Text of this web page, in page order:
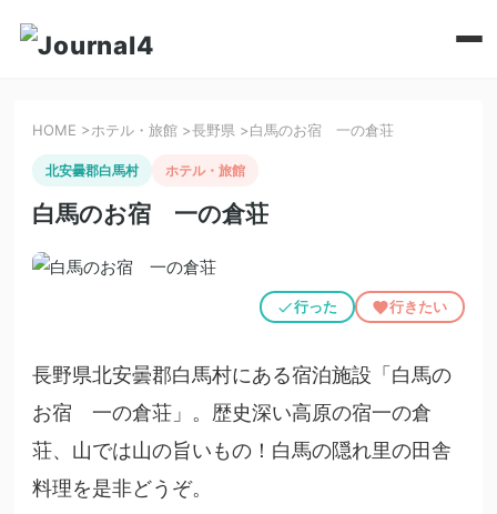
HOME >ホテル・旅館 >長野県 >白馬のお宿 一の倉荘
北安曇郡白馬村 ホテル・旅館
白馬のお宿 一の倉荘
行った 行きたい
長野県北安曇郡白馬村にある宿泊施設「白馬の
お宿 一の倉荘」。歴史深い高原の宿一の倉
荘、山では山の旨いもの！白馬の隠れ里の田舎
料理を是非どうぞ。